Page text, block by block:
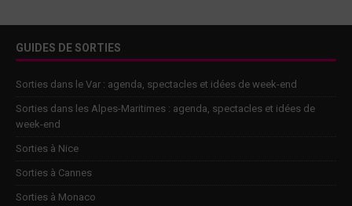
GUIDES DE SORTIES
Sorties dans le Var : agenda, spectacles et idées de week-end
Sorties dans les Alpes-Maritimes : agenda, spectacles et idées de
week-end
Sorties à Nice
Sorties à Cannes
Sorties à Monaco